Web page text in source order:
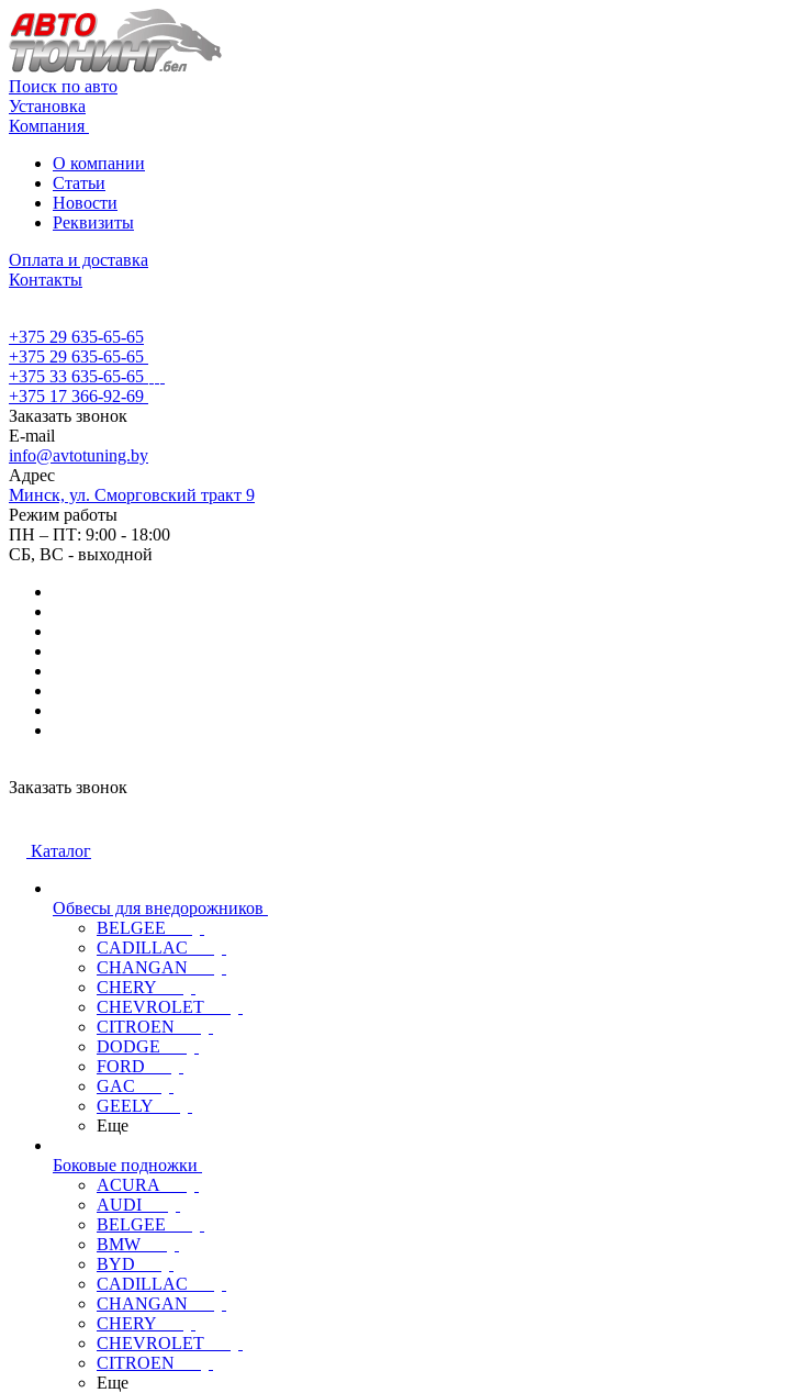
Поиск по авто
Установка
Компания
О компании
Статьи
Новости
Реквизиты
Оплата и доставка
Контакты
+375 29 635-65-65
+375 29 635-65-65
+375 33 635-65-65
+375 17 366-92-69
Заказать звонок
E-mail
info@avtotuning.by
Адрес
Минск, ул. Сморговский тракт 9
Режим работы
ПН – ПТ: 9:00 - 18:00
СБ, ВС - выходной
Заказать звонок
Каталог
Обвесы для внедорожников
BELGEE
CADILLAC
CHANGAN
CHERY
CHEVROLET
CITROEN
DODGE
FORD
GAC
GEELY
Еще
Боковые подножки
ACURA
AUDI
BELGEE
BMW
BYD
CADILLAC
CHANGAN
CHERY
CHEVROLET
CITROEN
Еще